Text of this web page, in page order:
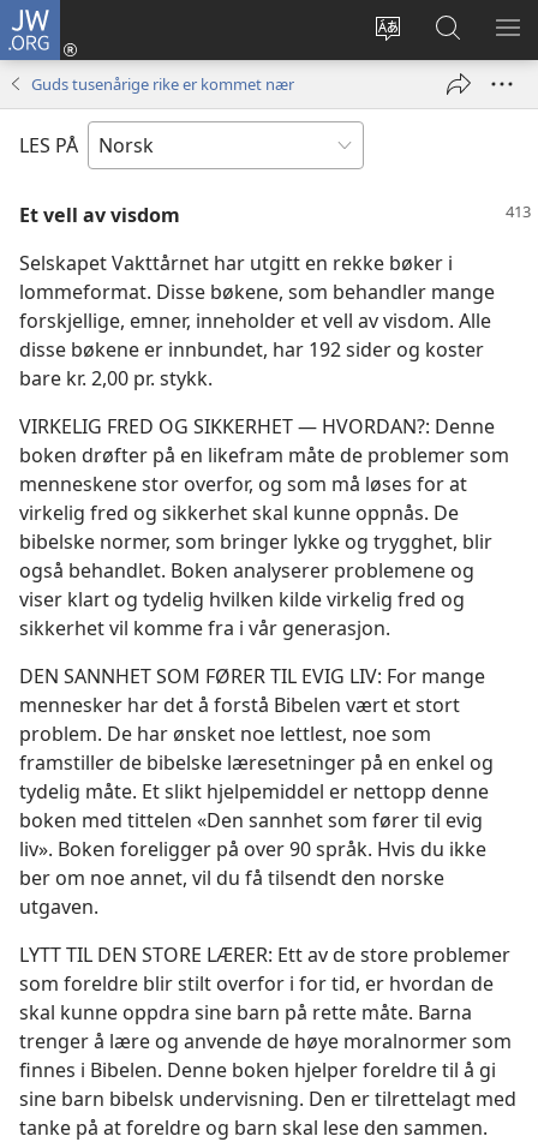
JW.ORG
Endre
Logg
inn
vindu)
Søk
på
JW.ORG
VIS
Guds tusenårige rike er kommet nær
LES PÅ
Et vell av visdom
Selskapet Vakttårnet har utgitt en rekke bøker i
lommeformat. Disse bøkene, som behandler mange
forskjellige, emner, inneholder et vell av visdom. Alle
disse bøkene er innbundet, har 192 sider og koster
bare kr. 2,00 pr. stykk.
VIRKELIG FRED OG SIKKERHET — HVORDAN?: Denne
boken drøfter på en likefram måte de problemer som
menneskene stor overfor, og som må løses for at
virkelig fred og sikkerhet skal kunne oppnås. De
bibelske normer, som bringer lykke og trygghet, blir
også behandlet. Boken analyserer problemene og
viser klart og tydelig hvilken kilde virkelig fred og
sikkerhet vil komme fra i vår generasjon.
DEN SANNHET SOM FØRER TIL EVIG LIV: For mange
mennesker har det å forstå Bibelen vært et stort
problem. De har ønsket noe lettlest, noe som
framstiller de bibelske læresetninger på en enkel og
tydelig måte. Et slikt hjelpemiddel er nettopp denne
boken med tittelen «Den sannhet som fører til evig
liv». Boken foreligger på over 90 språk. Hvis du ikke
ber om noe annet, vil du få tilsendt den norske
utgaven.
LYTT TIL DEN STORE LÆRER: Ett av de store problemer
som foreldre blir stilt overfor i for tid, er hvordan de
skal kunne oppdra sine barn på rette måte. Barna
trenger å lære og anvende de høye moralnormer som
finnes i Bibelen. Denne boken hjelper foreldre til å gi
sine barn bibelsk undervisning. Den er tilrettelagt med
tanke på at foreldre og barn skal lese den sammen.